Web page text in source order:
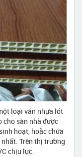
loại ván nhựa lót
cho sàn nhà được
hoạt, hoặc chứa
Trên thị trường
chịu lực.